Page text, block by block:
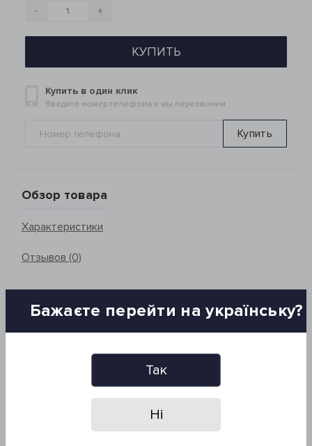
- +
КУПИТЬ
Купить в один клик
Введите номер телефона и мы перезвоним
Купить
Обзор товара
Характеристики
Отзывов (0)
Состав: 100% хлопок
Производитель: Irya, Турция
Бажаєте перейти на українську?
Так
Ні